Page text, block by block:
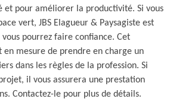
et pour améliorer la productivité. Si vous
vert, JBS Elagueur & Paysagiste est
pourrez faire confiance. Cet
mesure de prendre en charge un
dans les règles de la profession. Si
il vous assurera une prestation
Contactez-le pour plus de détails.